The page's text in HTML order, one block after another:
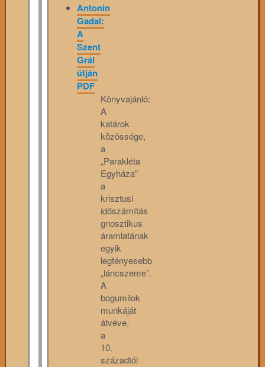
Antonin
Gadal:
A
Szent
Grál
útján
PDF
Könyvajánló:
A
katárok
közössége,
a
„Parakléta
Egyháza”
a
krisztusi
időszámítás
gnosztikus
áramlatának
egyik
legfényesebb
„láncszeme”.
A
bogumilok
munkáját
átvéve,
a
10.
századtól